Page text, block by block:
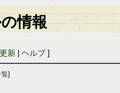
情報
新| ヘルプ]
]